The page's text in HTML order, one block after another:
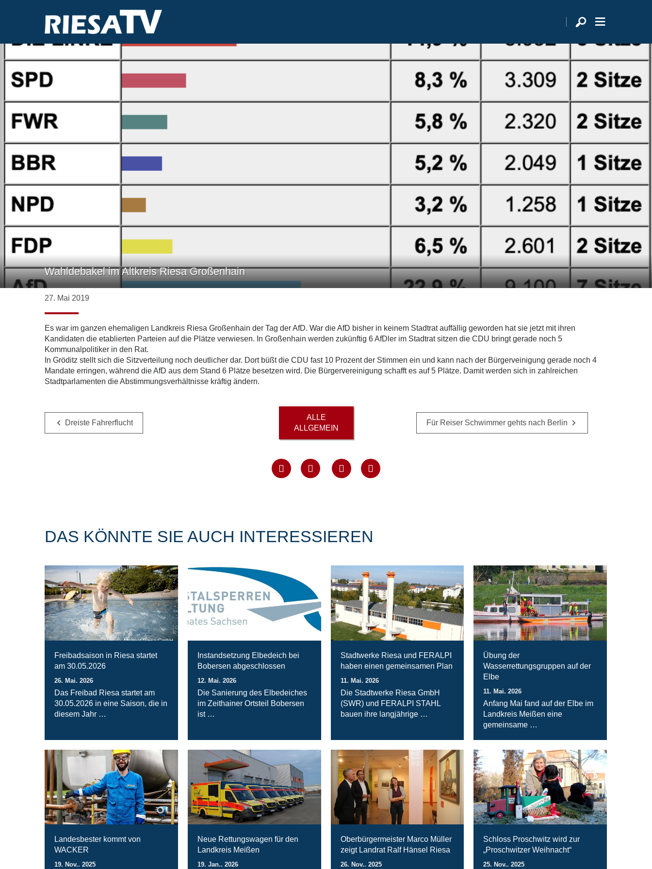
Wahldebakel im Altkreis Riesa Großenhain
27. Mai 2019
Es war im ganzen ehemaligen Landkreis Riesa Großenhain der Tag der AfD. War die AfD bisher in keinem Stadtrat auffällig geworden hat sie jetzt mit ihren
Kandidaten die etablierten Parteien auf die Plätze verwiesen. In Großenhain werden zukünftig 6 AfDler im Stadtrat sitzen die CDU bringt gerade noch 5
Kommunalpolitiker in den Rat.
In Gröditz stellt sich die Sitzverteilung noch deutlicher dar. Dort büßt die CDU fast 10 Prozent der Stimmen ein und kann nach der Bürgerveinigung gerade noch 4
Mandate erringen, während die AfD aus dem Stand 6 Plätze besetzen wird. Die Bürgervereinigung schafft es auf 5 Plätze. Damit werden sich in zahlreichen
Stadtparlamenten die Abstimmungsverhältnisse kräftig ändern.
Dreiste Fahrerflucht
ALLE
ALLGEMEIN
Für Reiser Schwimmer gehts nach Berlin
DAS KÖNNTE SIE AUCH INTERESSIEREN
Magnet Riesa GmbH
Freibadsaison in Riesa startet
am 30.05.2026
26. Mai. 2026
Das Freibad Riesa startet am
30.05.2026 in eine Saison, die in
diesem Jahr …
Instandsetzung Elbedeich bei
Bobersen abgeschlossen
12. Mai. 2026
Die Sanierung des Elbedeiches
im Zeithainer Ortsteil Bobersen
ist …
Stadtwerke Riesa und FERALPI
haben einen gemeinsamen Plan
11. Mai. 2026
Die Stadtwerke Riesa GmbH
(SWR) und FERALPI STAHL
bauen ihre langjährige …
Übung der
Wasserrettungsgruppen auf der
Elbe
11. Mai. 2026
Anfang Mai fand auf der Elbe im
Landkreis Meißen eine
gemeinsame …
Landesbester kommt von
WACKER
19. Nov.. 2025
Neue Rettungswagen für den
Landkreis Meißen
19. Jan.. 2026
Oberbürgermeister Marco Müller
zeigt Landrat Ralf Hänsel Riesa
26. Nov.. 2025
Schloss Proschwitz wird zur
„Proschwitzer Weihnacht“
25. Nov.. 2025